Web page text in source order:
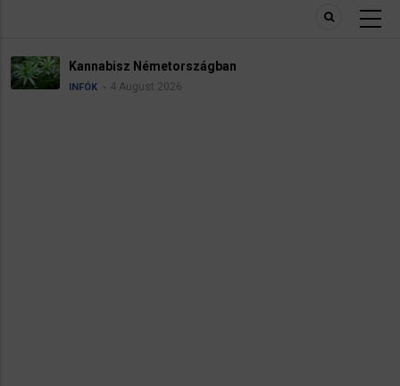
Németországban
4 August 2026